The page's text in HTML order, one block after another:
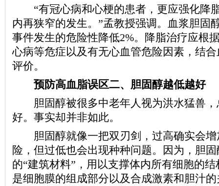
“有冠心病和心梗的患者，更应强化降
内再狭窄的发生。”孟教授强调。血浆胆固
事件发生的危险性降低2%。降脂治疗应根
心病等危症以及有无心血管危险因素，结
评价。
预防高血脂误区二、胆固醇越低越好
胆固醇被很多中老年人视为洪水猛兽，
好。事实却并非如此。
胆固醇就像一把双刃剑，过高确实会增
险，但过低也会出现种种问题。因为，胆
的“建筑材料”，用以支撑体内所有细胞的
是细胞膜的组成部分以及合成激素和胆汁